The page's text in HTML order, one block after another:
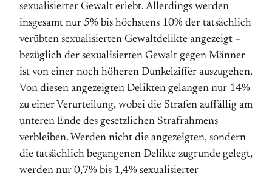
sexualisierter Gewalt erlebt. Allerdings werden
insgesamt nur 5% bis höchstens 10% der tatsächlich
verübten sexualisierten Gewaltdelikte angezeigt –
bezüglich der sexualisierten Gewalt gegen Männer
ist von einer noch höheren Dunkelziffer auszugehen.
Von diesen angezeigten Delikten gelangen nur 14%
zu einer Verurteilung, wobei die Strafen auffällig am
unteren Ende des gesetzlichen Strafrahmens
verbleiben. Werden nicht die angezeigten, sondern
die tatsächlich begangenen Delikte zugrunde gelegt,
werden nur 0,7% bis 1,4% sexualisierter